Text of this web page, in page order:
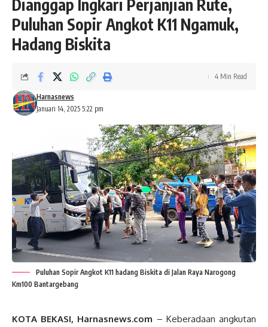
Dianggap Ingkari Perjanjian Rute,
Puluhan Sopir Angkot K11 Ngamuk,
Hadang Biskita
Januari 14, 2025 5:22 pm
Harnasnews
4 Min Read
Puluhan Sopir Angkot K11 hadang Biskita di Jalan Raya Narogong
Km100 Bantargebang
KOTA BEKASI, Harnasnews.com – Keberadaan angkutan